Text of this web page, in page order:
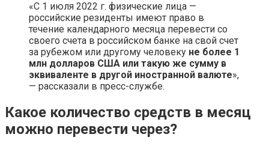
«С 1 июля 2022 г. физические лица —
российские резиденты имеют право в
течение календарного месяца перевести со
своего счета в российском банке на свой счет
за рубежом или другому человеку не более 1
млн долларов США или такую же сумму в
эквиваленте в другой иностранной валюте»,
— рассказали в пресс-службе.
Какое количество средств в месяц
можно перевести через?